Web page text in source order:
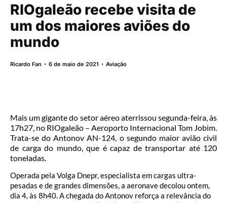
RIOgaleão recebe visita de
um dos maiores aviões do
mundo
Ricardo Fan 6 de maio de 2021 Aviação
Mais um gigante do setor aéreo aterrissou segunda-feira, às
17h27, no RIOgaleão – Aeroporto Internacional Tom Jobim.
Trata-se do Antonov AN-124, o segundo maior avião civil
de carga do mundo, que é capaz de transportar até 120
toneladas.
Operada pela Volga Dnepr, especialista em cargas ultra-
pesadas e de grandes dimensões, a aeronave decolou ontem,
dia 4, às 8h40. A chegada do Antonov reforça a relevância do